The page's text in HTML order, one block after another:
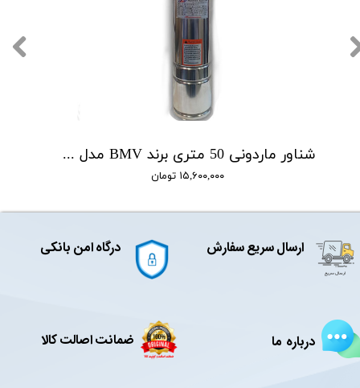
شناور ماردونی 50 متری برند BMV مدل QGD1.8-50-0.5
۱۵,۶۰۰,۰۰۰ تومان
ارسال سریع سفارش درگاه امن بانکی
درباره ما ضمانت اصالت کالا